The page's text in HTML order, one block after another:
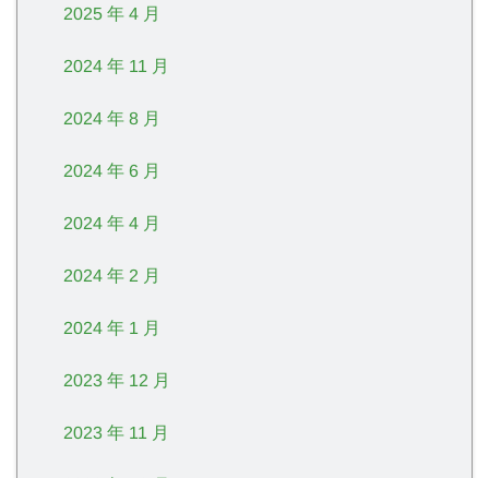
2025 年 4 月
2024 年 11 月
2024 年 8 月
2024 年 6 月
2024 年 4 月
2024 年 2 月
2024 年 1 月
2023 年 12 月
2023 年 11 月